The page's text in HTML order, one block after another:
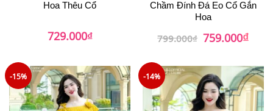
Hoa Thêu Cổ
729.000₫
Chầm Đính Đá Eo Cổ Gắn
Hoa
799.000₫ Giá
gốc
759.000₫Giá
hiện
-15% -14%